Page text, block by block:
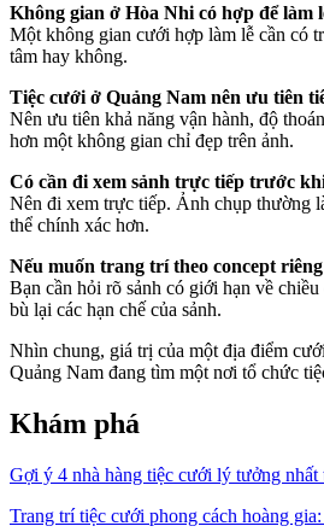
Không gian ở Hòa Nhi có hợp để làm
Một không gian cưới hợp làm lễ cần có
tâm hay không.
Tiệc cưới ở Quảng Nam nên ưu tiên
Nên ưu tiên khả năng vận hành, độ
hơn một không gian chỉ đẹp trên ảnh.
Có cần đi xem sảnh trực tiếp trước
Nên đi xem trực tiếp. Ảnh chụp thường
thể chính xác hơn.
Nếu muốn trang trí theo concept
Bạn cần hỏi rõ sảnh có giới hạn về
bù lại các hạn chế của sảnh.
Nhìn chung, giá trị của một địa điểm
Quảng Nam đang tìm một nơi tổ chức
Khám phá
Gợi ý 4 nhà hàng tiệc cưới lý tưởng nhất
Trang trí tiệc cưới phong cách hoàng